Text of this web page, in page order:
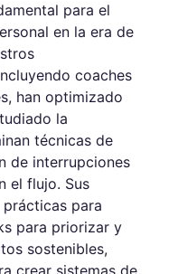
para el
en la era de
coaches
han optimizado
la
técnicas de
de interrupciones
el flujo. Sus
para
para priorizar y
sostenibles,
crear sistemas de